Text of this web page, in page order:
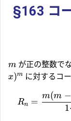
§163 コ
m が正の整数で
x)m に対するコ
Rn =
1⋅
m(m −